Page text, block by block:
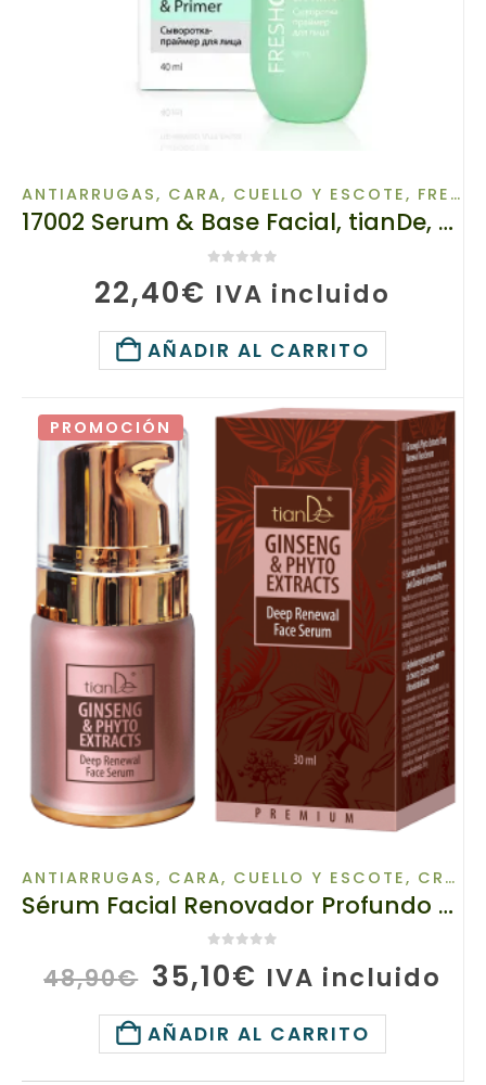
ANTIARRUGAS, CARA, CUELLO Y ESCOTE, FRESHCLIC
17002 Serum & Base Facial, tianDe, Tratamiento complejo y maquillaje perfecto en una sola pasada, Volumen: 40 ml
22,40€ IVA incluido
AÑADIR AL CARRITO
PROMOCIÓN
ANTIARRUGAS, CARA, CUELLO Y ESCOTE, CREMA FACIAL
Sérum Facial Renovador Profundo con Ginseng y Fitoextractos de Tiande, 10118, Volumen: 30 ml, Contra los signos del tiempo y el estrés
48,90€ El
precio
original
era:
35,10€ El
actual
es:
IVA incluido
AÑADIR AL CARRITO